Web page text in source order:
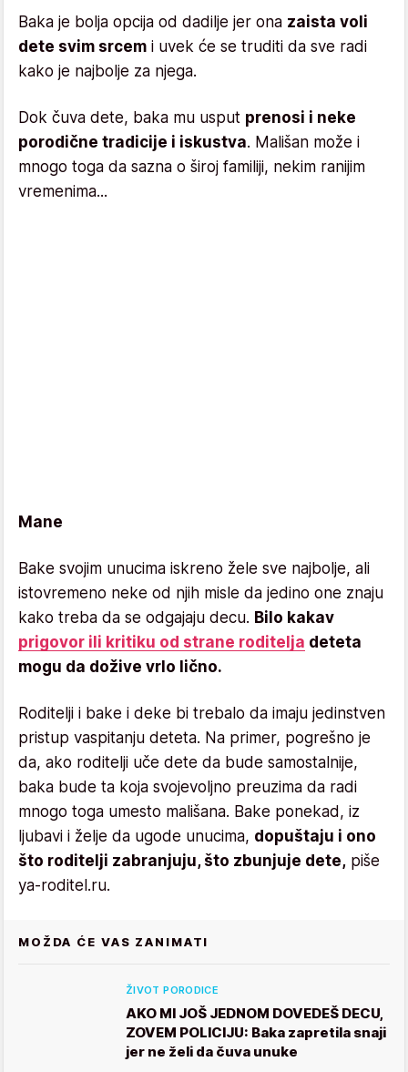
Baka je bolja opcija od dadilje jer ona zaista voli
dete svim srcem i uvek će se truditi da sve radi
kako je najbolje za njega.
Dok čuva dete, baka mu usput prenosi i neke
porodične tradicije i iskustva. Mališan može i
mnogo toga da sazna o široj familiji, nekim ranijim
vremenima...
Mane
Bake svojim unucima iskreno žele sve najbolje, ali
istovremeno neke od njih misle da jedino one znaju
kako treba da se odgajaju decu. Bilo kakav
prigovor ili kritiku od strane roditelja deteta
mogu da dožive vrlo lično.
Roditelji i bake i deke bi trebalo da imaju jedinstven
pristup vaspitanju deteta. Na primer, pogrešno je
da, ako roditelji uče dete da bude samostalnije,
baka bude ta koja svojevoljno preuzima da radi
mnogo toga umesto mališana. Bake ponekad, iz
ljubavi i želje da ugode unucima, dopuštaju i ono
što roditelji zabranjuju, što zbunjuje dete, piše
ya-roditel.ru.
MOŽDA ĆE VAS ZANIMATI
ŽIVOT PORODICE
AKO MI JOŠ JEDNOM DOVEDEŠ DECU,
ZOVEM POLICIJU: Baka zapretila snaji
jer ne želi da čuva unuke